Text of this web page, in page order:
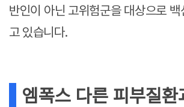
반인이 아닌 고위험군을 대상으로
고 있습니다.
엠폭스 다른 피부질환